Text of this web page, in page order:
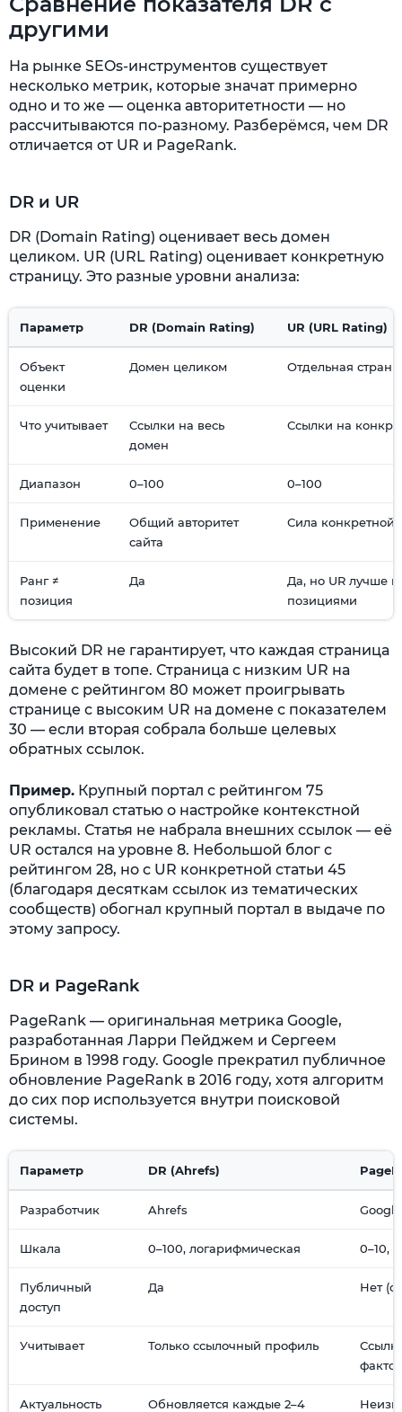
другими
На рынке SEOs-инструментов существует
несколько метрик, которые значат примерно
одно и то же — оценка авторитетности — но
рассчитываются по-разному. Разберёмся, чем DR
отличается от UR и PageRank.
DR и UR
DR (Domain Rating) оценивает весь домен
целиком. UR (URL Rating) оценивает конкретную
страницу. Это разные уровни анализа:
Параметр DR (Domain Rating) UR (URL Rating)
Объект
оценки
Домен целиком Отдельная
Что учитывает
Ссылки на весь
домен
Ссылки на
Диапазон 0–100 0–100
Применение
Общий авторитет
сайта
Сила конкретной
Ранг ≠
позиция
Да
Да, но UR лучше
позициями
Высокий DR не гарантирует, что каждая страница
сайта будет в топе. Страница с низким UR на
домене с рейтингом 80 может проигрывать
странице с высоким UR на домене с показателем
30 — если вторая собрала больше целевых
обратных ссылок.
Пример. Крупный портал с рейтингом 75
опубликовал статью о настройке контекстной
рекламы. Статья не набрала внешних ссылок — её
UR остался на уровне 8. Небольшой блог с
рейтингом 28, но с UR конкретной статьи 45
(благодаря десяткам ссылок из тематических
сообществ) обогнал крупный портал в выдаче по
этому запросу.
DR и PageRank
PageRank — оригинальная метрика Google,
разработанная Ларри Пейджем и Сергеем
Брином в 1998 году. Google прекратил публичное
обновление PageRank в 2016 году, хотя алгоритм
до сих пор используется внутри поисковой
системы.
Параметр DR (Ahrefs)
Разработчик Ahrefs Google
Шкала 0–100, логарифмическая 0–10,
Публичный
доступ
Да Нет (с
Учитывает Только ссылочный профиль
Актуальность
Обновляется каждые 2–4